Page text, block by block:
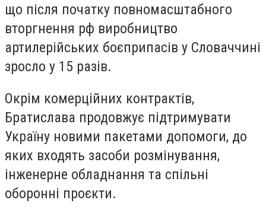
що після початку повномасштабного
вторгнення рф виробництво
артилерійських боєприпасів у Словаччині
зросло у 15 разів.
Окрім комерційних контрактів,
Братислава продовжує підтримувати
Україну новими пакетами допомоги, до
яких входять засоби розмінування,
інженерне обладнання та спільні
оборонні проєкти.